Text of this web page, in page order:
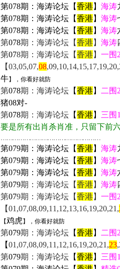
第078期：海涛论坛【香港 】 海涛
第078期：海涛论坛【香港 】 海涛
第078期：海涛论坛【香港 】 海涛
第078期：海涛论坛【香港 】 海涛
第078期：海涛论坛【香港 】 一围
【03,05,07,08
牛】，你看好就防
第078期：海涛论坛 【香港 】 二围
猪08对-
第078期：海涛论坛 【香港 】 三围
要是所有出肖杀肖准，只留下前
……………………………………………
第079期：海涛论坛【香港 】 海涛
第079期：海涛论坛【香港 】 海涛
第079期：海涛论坛【香港 】 海涛
第079期：海涛论坛【香港 】 海涛
第079期：海涛论坛【香港 】 一围
【01,07,08,09,11,12,13,16,19,20,21,
【 鸡虎】，你看好就防
第079期：海涛论坛 【香港 】
二围
【01,07,08,09,11,12,16,19,20,21,23
第079期：海涛论坛 【香港 】 三围